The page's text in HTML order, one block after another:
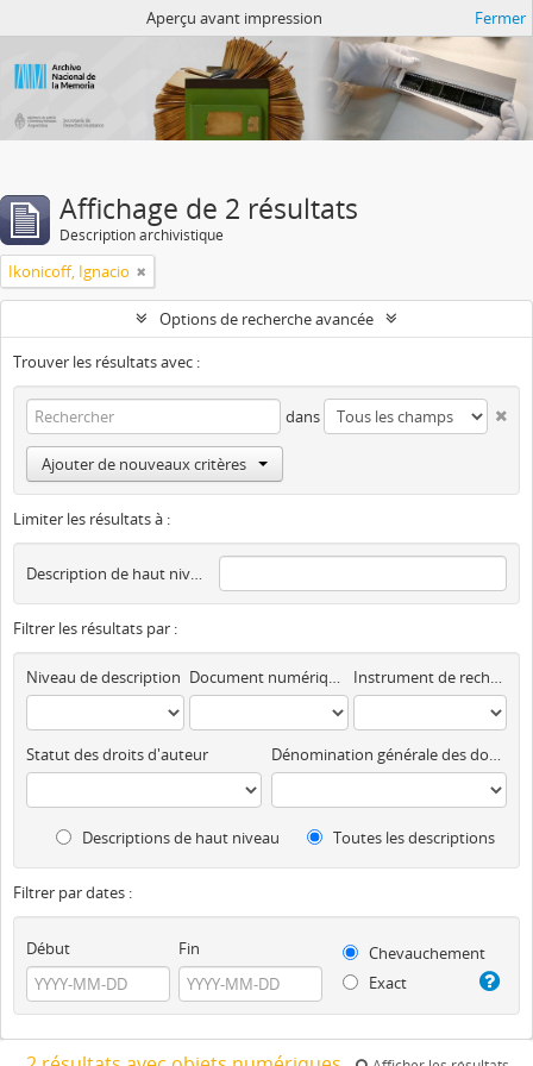
Aperçu avant impression Fermer
Affichage de 2 résultats
Description archivistique
Ikonicoff, Ignacio
Options de recherche avancée
Trouver les résultats avec :
dans
Ajouter de nouveaux critères
Limiter les résultats à :
Description de haut niveau
Filtrer les résultats par :
Niveau de description Document numérique disponible Instrument de recherche
Statut des droits d'auteur Dénomination générale des documents
Descriptions de haut niveau Toutes les descriptions
Filtrer par dates :
Début Fin
Chevauchement
Exact